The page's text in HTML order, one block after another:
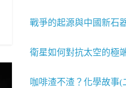
戰爭的起源與中國新石
衛星如何對抗太空的極
咖啡渣不渣？化學故事(